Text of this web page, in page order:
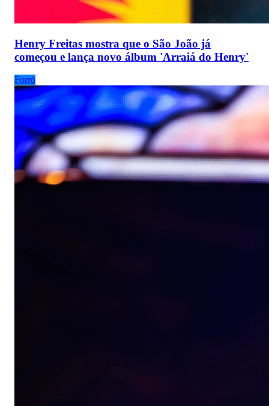
Henry Freitas mostra que o São João já
começou e lança novo álbum 'Arraiá do Henry'
Forró